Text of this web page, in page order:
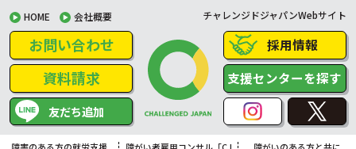
HOME 会社概要 チャレンジドジャパンWebサイト
お問い合わせ
資料請求
友だち追加
採用情報
支援センターを探す